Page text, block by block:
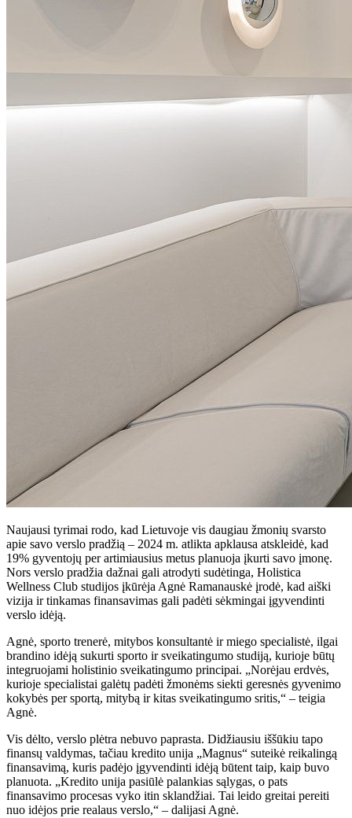
Naujausi tyrimai rodo, kad Lietuvoje vis daugiau žmonių svarsto
apie savo verslo pradžią – 2024 m. atlikta apklausa atskleidė, kad
19% gyventojų per artimiausius metus planuoja įkurti savo įmonę.
Nors verslo pradžia dažnai gali atrodyti sudėtinga, Holistica
Wellness Club studijos įkūrėja Agnė Ramanauskė įrodė, kad aiški
vizija ir tinkamas finansavimas gali padėti sėkmingai įgyvendinti
verslo idėją.
Agnė, sporto trenerė, mitybos konsultantė ir miego specialistė, ilgai
brandino idėją sukurti sporto ir sveikatingumo studiją, kurioje būtų
integruojami holistinio sveikatingumo principai. „Norėjau erdvės,
kurioje specialistai galėtų padėti žmonėms siekti geresnės gyvenimo
kokybės per sportą, mitybą ir kitas sveikatingumo sritis,“ – teigia
Agnė.
Vis dėlto, verslo plėtra nebuvo paprasta. Didžiausiu iššūkiu tapo
finansų valdymas, tačiau kredito unija „Magnus“ suteikė reikalingą
finansavimą, kuris padėjo įgyvendinti idėją būtent taip, kaip buvo
planuota. „Kredito unija pasiūlė palankias sąlygas, o pats
finansavimo procesas vyko itin sklandžiai. Tai leido greitai pereiti
nuo idėjos prie realaus verslo,“ – dalijasi Agnė.